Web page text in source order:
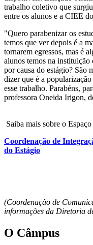
trabalho coletivo que
entre os alunos e a CIEE
"Quero parabenizar os
temos que ver depois é a
tornarem egressos, mas é
alunos temos na instituição
por causa do estágio? São
dizer que é a
esse trabalho. Parabéns,
professora Oneida Irigon,
Saiba mais sobre o
Coordenação de
do Estágio
(Coordenação de
informações da Diretoria
O Câmpus